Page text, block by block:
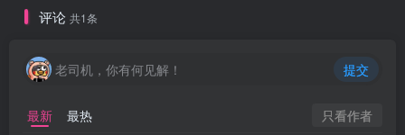
评论 共1条
老司机，你有何见解！ 提交
最新 最热 只看作者